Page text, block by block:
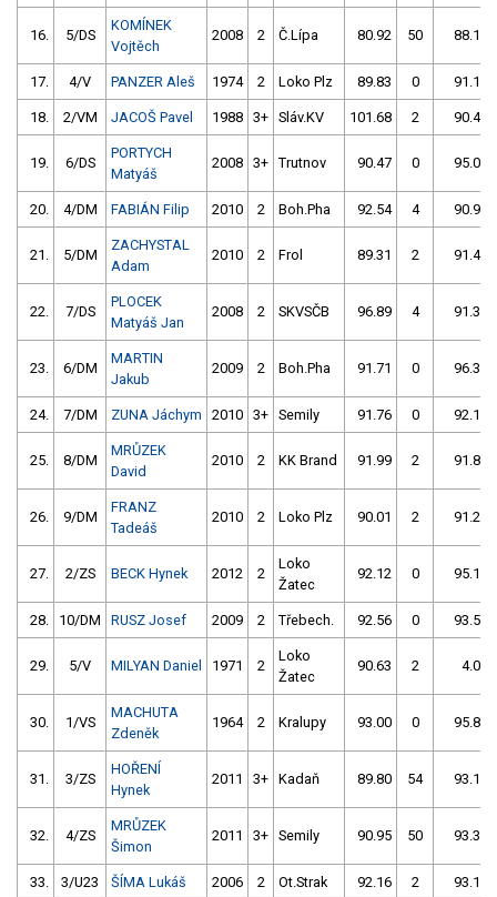
16. 5/DS
KOMÍNEK
Vojtěch
2008 2 Č.Lípa 80.92 50 88.17
17. 4/V PANZER Aleš 1974 2 Loko Plz 89.83 0 91.15
18. 2/VM JACOŠ Pavel 1988 3+ Sláv.KV 101.68 2 90.43
19. 6/DS
PORTYCH
Matyáš
2008 3+ Trutnov 90.47 0 95.02
20. 4/DM FABIÁN Filip 2010 2 Boh.Pha 92.54 4 90.99
21. 5/DM
ZACHYSTAL
Adam
2010 2 Frol 89.31 2 91.47
22. 7/DS
PLOCEK
Matyáš Jan
2008 2 SKVSČB 96.89 4 91.35
23. 6/DM
MARTIN
Jakub
2009 2 Boh.Pha 91.71 0 96.32
24. 7/DM ZUNA Jáchym 2010 3+ Semily 91.76 0 92.14
25. 8/DM
MRŮZEK
David
2010 2 KK Brand 91.99 2 91.80
26. 9/DM
FRANZ
Tadeáš
2010 2 Loko Plz 90.01 2 91.21
27. 2/ZS BECK Hynek 2012 2
Loko
Žatec
92.12 0 95.16
28. 10/DM RUSZ Josef 2009 2 Třebech. 92.56 0 93.50
29. 5/V MILYAN Daniel 1971 2
Loko
Žatec
90.63 2 4.00
30. 1/VS
MACHUTA
Zdeněk
1964 2 Kralupy 93.00 0 95.81
31. 3/ZS
HOŘENÍ
Hynek
2011 3+ Kadaň 89.80 54 93.19
32. 4/ZS
MRŮZEK
Šimon
2011 3+ Semily 90.95 50 93.38
33. 3/U23 ŠÍMA Lukáš 2006 2 Ot.Strak 92.16 2 93.19